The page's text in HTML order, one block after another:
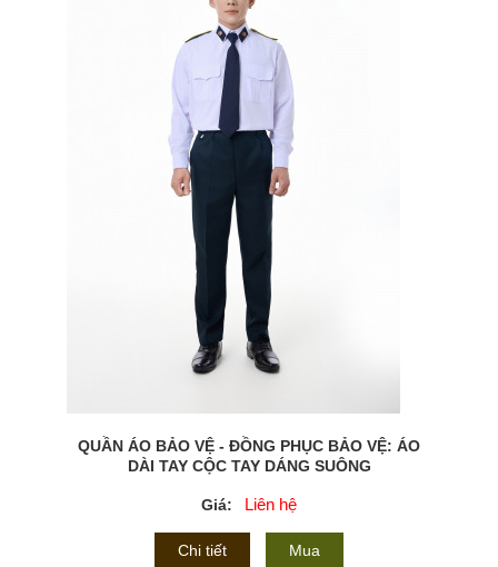
QUẦN ÁO BẢO VỆ - ĐỒNG PHỤC BẢO VỆ: ÁO
DÀI TAY CỘC TAY DÁNG SUÔNG
Giá: Liên hệ
Chi tiết Mua